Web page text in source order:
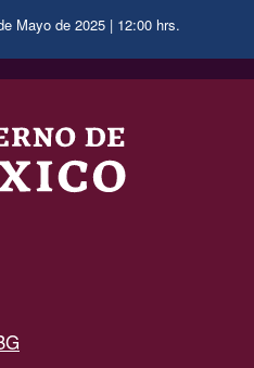
Mayo de 2025 | 12:00 hrs.